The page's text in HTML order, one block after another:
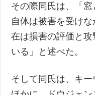
その際同氏は、「
自体は被害を受け
在は損害の評価と
いる」と述べた。
そして同氏は、キ